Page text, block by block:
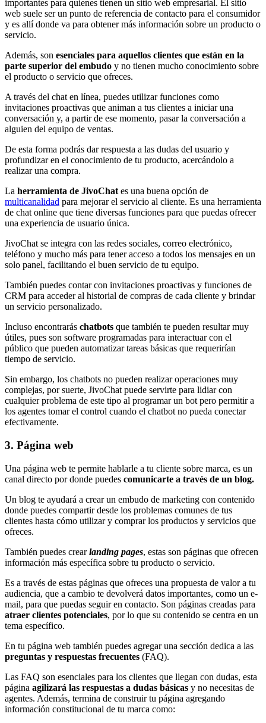
importantes para quienes tienen un sitio web empresarial. El sitio
web suele ser un punto de referencia de contacto para el consumidor
y es allí donde va para obtener más información sobre un producto o
servicio.
Además, son esenciales para aquellos clientes que están en la
parte superior del embudo y no tienen mucho conocimiento sobre
el producto o servicio que ofreces.
A través del chat en línea, puedes utilizar funciones como
invitaciones proactivas que animan a tus clientes a iniciar una
conversación y, a partir de ese momento, pasar la conversación a
alguien del equipo de ventas.
De esta forma podrás dar respuesta a las dudas del usuario y
profundizar en el conocimiento de tu producto, acercándolo a
realizar una compra.
La herramienta de JivoChat es una buena opción de
multicanalidad para mejorar el servicio al cliente. Es una herramienta
de chat online que tiene diversas funciones para que puedas ofrecer
una experiencia de usuario única.
JivoChat se integra con las redes sociales, correo electrónico,
teléfono y mucho más para tener acceso a todos los mensajes en un
solo panel, facilitando el buen servicio de tu equipo.
También puedes contar con invitaciones proactivas y funciones de
CRM para acceder al historial de compras de cada cliente y brindar
un servicio personalizado.
Incluso encontrarás chatbots que también te pueden resultar muy
útiles, pues son software programadas para interactuar con el
público que pueden automatizar tareas básicas que requerirían
tiempo de servicio.
Sin embargo, los chatbots no pueden realizar operaciones muy
complejas, por suerte, JivoChat puede servirte para lidiar con
cualquier problema de este tipo al programar un bot pero permitir a
los agentes tomar el control cuando el chatbot no pueda conectar
efectivamente.
3. Página web
Una página web te permite hablarle a tu cliente sobre marca, es un
canal directo por donde puedes comunicarte a través de un blog.
Un blog te ayudará a crear un embudo de marketing con contenido
donde puedes compartir desde los problemas comunes de tus
clientes hasta cómo utilizar y comprar los productos y servicios que
ofreces.
También puedes crearlanding pages, estas son páginas que ofrecen
información más específica sobre tu producto o servicio.
Es a través de estas páginas que ofreces una propuesta de valor a tu
audiencia, que a cambio te devolverá datos importantes, como un e-
mail, para que puedas seguir en contacto. Son páginas creadas para
atraer clientes potenciales, por lo que su contenido se centra en un
tema específico.
En tu página web también puedes agregar una sección dedica a las
preguntas y respuestas frecuentes (FAQ).
Las FAQ son esenciales para los clientes que llegan con dudas, esta
página agilizará las respuestas a dudas básicas y no necesitas de
agentes. Además, termina de construir tu página agregando
información constitucional de tu marca como: